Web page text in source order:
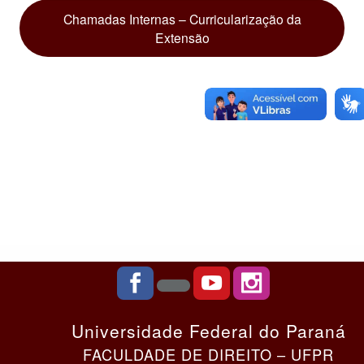
Chamadas Internas – Curricularização da
Extensão
Universidade Federal do Paraná
FACULDADE DE DIREITO – UFPR